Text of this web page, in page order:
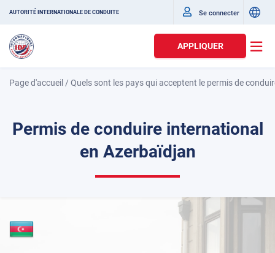
AUTORITÉ INTERNATIONALE DE CONDUITE Se connecter
APPLIQUER
Page d'accueil /Quels sont les pays qui acceptent le permis de
Permis de conduire international
en Azerbaïdjan